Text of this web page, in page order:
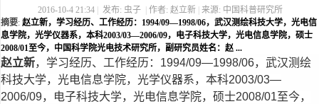
› ›
2016-10-4 21:34 发布: 虫子 作者: 赵立新 来源: 中国科普研究所
摘要: 赵立新，学习经历、工作经历：1994/09—1998/06，武汉测绘科技大学，光电信
息学院，光学仪器系，本科2003/03—2006/09，电子科技大学，光电信息学院，硕士
2008/01至今，中国科学院光电技术研究所，副研究员姓名：赵 ...
赵立新， 学习经历、工作经历：1994/09—1998/06，武汉测绘
科技大学，光电信息学院，光学仪器系，本科2003/03—
2006/09，电子科技大学，光电信息学院，硕士2008/01至今，